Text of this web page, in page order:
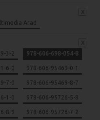
Arad
3-2 978-606-698-054-8
6-0 978-606-95469-0-1
7-0 978-606-95469-8-7
1-0 978-606-95726-5-8
8-9 978-606-95726-7-2